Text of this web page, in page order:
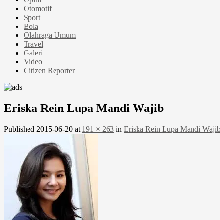
Otomotif
Sport
Bola
Olahraga Umum
Travel
Galeri
Video
Citizen Reporter
Eriska Rein Lupa Mandi Wajib
Published 2015-06-20 at 191 × 263 in Eriska Rein Lupa Mandi Wajib